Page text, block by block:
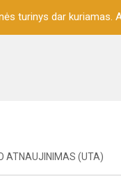
turinys dar kuriamas.
ATNAUJINIMAS (UTA)